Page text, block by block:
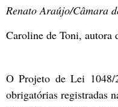
Renato Araújo/Câmara
Caroline de Toni, autora
O Projeto de Lei
obrigatórias registradas